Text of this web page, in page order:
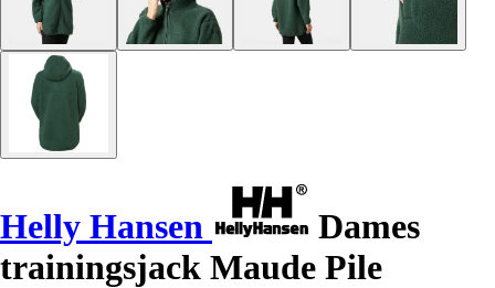
Helly Hansen
Dames
trainingsjack Maude Pile